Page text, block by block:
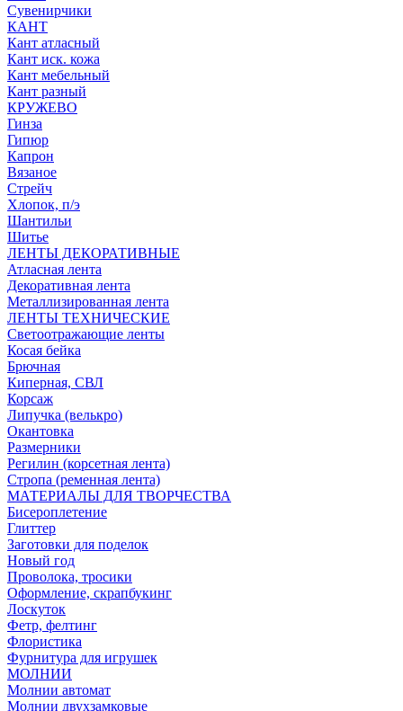
Сувенирчики
КАНТ
Кант атласный
Кант иск. кожа
Кант мебельный
Кант разный
КРУЖЕВО
Гинза
Гипюр
Капрон
Вязаное
Стрейч
Хлопок, п/э
Шантильи
Шитье
ЛЕНТЫ ДЕКОРАТИВНЫЕ
Атласная лента
Декоративная лента
Металлизированная лента
ЛЕНТЫ ТЕХНИЧЕСКИЕ
Светоотражающие ленты
Косая бейка
Брючная
Киперная, СВЛ
Корсаж
Липучка (велькро)
Окантовка
Размерники
Регилин (корсетная лента)
Стропа (ременная лента)
МАТЕРИАЛЫ ДЛЯ ТВОРЧЕСТВА
Бисероплетение
Глиттер
Заготовки для поделок
Новый год
Проволока, тросики
Оформление, скрапбукинг
Лоскуток
Фетр, фелтинг
Флористика
Фурнитура для игрушек
МОЛНИИ
Молнии автомат
Молнии двухзамковые